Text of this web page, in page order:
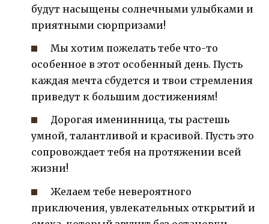
будут насыщены солнечными улыбками и
приятными сюрпризами!
Мы хотим пожелать тебе что-то
особенное в этот особенный день. Пусть
каждая мечта сбудется и твои стремления
приведут к большим достижениям!
Дорогая именинница, ты растешь
умной, талантливой и красивой. Пусть это
сопровождает тебя на протяжении всей
жизни!
Желаем тебе невероятного
приключения, увлекательных открытий и